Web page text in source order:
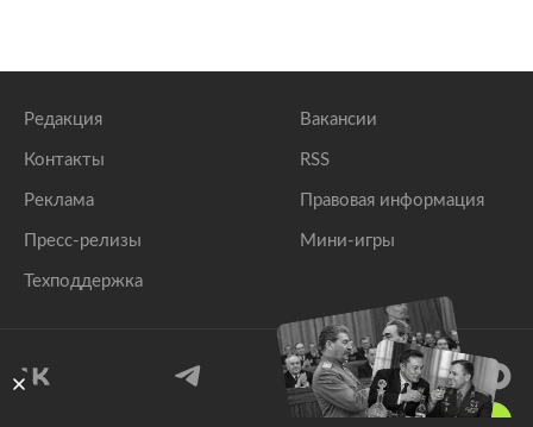
Редакция
Контакты
Реклама
Пресс-релизы
Техподдержка
Вакансии
RSS
Правовая информация
Мини-игры